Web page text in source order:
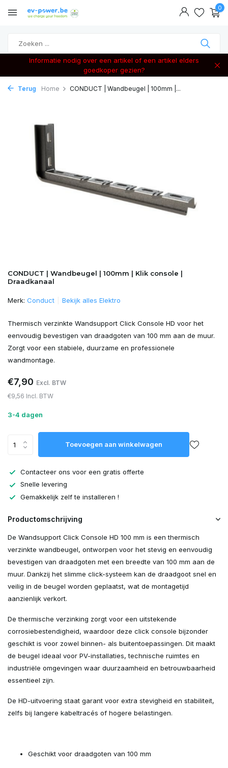
0
Informatie nodig over een artikel of een artikel elders
goedkoper gezien?
Terug Home CONDUCT | Wandbeugel | 100mm |...
CONDUCT | Wandbeugel | 100mm | Klik console |
Draadkanaal
Merk: Conduct Bekijk alles Elektro
Thermisch verzinkte Wandsupport Click Console HD voor het
eenvoudig bevestigen van draadgoten van 100 mm aan de muur.
Zorgt voor een stabiele, duurzame en professionele
wandmontage.
€7,90 Excl. BTW
€9,56 Incl. BTW
3-4 dagen
Toevoegen aan winkelwagen
Contacteer ons voor een gratis offerte
Snelle levering
Gemakkelijk zelf te installeren !
Productomschrijving
De Wandsupport Click Console HD 100 mm is een thermisch
verzinkte wandbeugel, ontworpen voor het stevig en eenvoudig
bevestigen van draadgoten met een breedte van 100 mm aan de
muur. Dankzij het slimme click-systeem kan de draadgoot snel en
veilig in de beugel worden geplaatst, wat de montagetijd
aanzienlijk verkort.
De thermische verzinking zorgt voor een uitstekende
corrosiebestendigheid, waardoor deze click console bijzonder
geschikt is voor zowel binnen- als buitentoepassingen. Dit maakt
de beugel ideaal voor PV-installaties, technische ruimtes en
industriële omgevingen waar duurzaamheid en betrouwbaarheid
essentieel zijn.
De HD-uitvoering staat garant voor extra stevigheid en stabiliteit,
zelfs bij langere kabeltracés of hogere belastingen.
Geschikt voor draadgoten van 100 mm